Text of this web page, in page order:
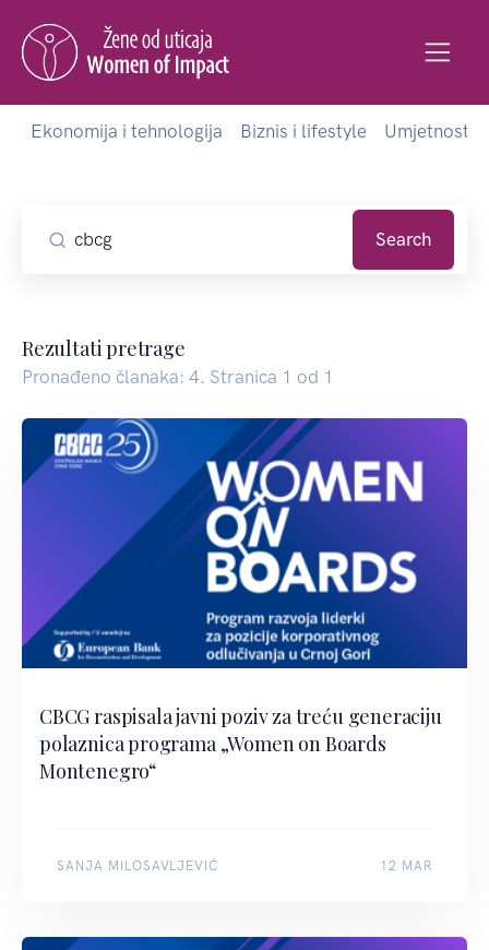
Ekonomija i tehnologija Biznis i lifestyle Umjetnost i
Search
Rezultati pretrage
Pronađeno članaka: 4. Stranica 1 od 1
CBCG raspisala javni poziv za treću generaciju
polaznica programa „Women on Boards
Montenegro“
SANJA MILOSAVLJEVIĆ 12 MAR